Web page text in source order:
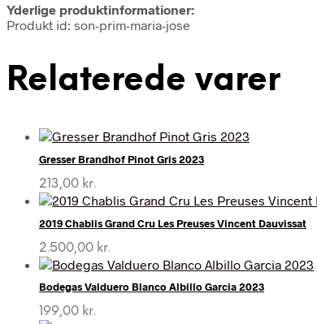
Yderlige produktinformationer:
Produkt id: son-prim-maria-jose
Relaterede varer
Gresser Brandhof Pinot Gris 2023
213,00 kr.
2019 Chablis Grand Cru Les Preuses Vincent Dauvissat
2.500,00 kr.
Bodegas Valduero Blanco Albillo Garcia 2023
199,00 kr.